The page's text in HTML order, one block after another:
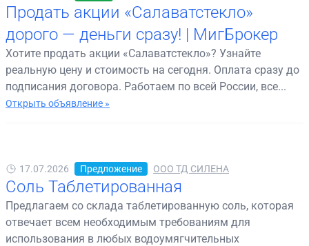
Продать акции «Салаватстекло»
дорого — деньги сразу! | МигБрокер
Хотите продать акции «Салаватстекло»? Узнайте
реальную цену и стоимость на сегодня. Оплата сразу до
подписания договора. Работаем по всей России, все...
Открыть объявление »
17.07.2026 Предложение ООО ТД СИЛЕНА
Соль Таблетированная
Предлагаем со склада таблетированную соль, которая
отвечает всем необходимым требованиям для
использования в любых водоумягчительных